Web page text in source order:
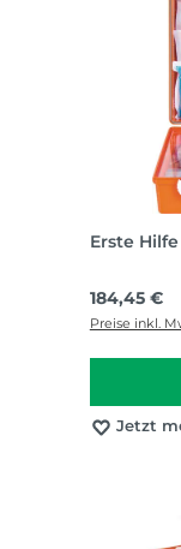
Erste
Regulärer
184,45 €
Preise inkl.
Jetzt